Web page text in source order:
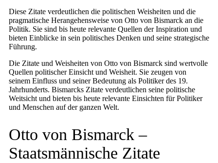
Diese Zitate verdeutlichen die politischen Weisheiten und die
pragmatische Herangehensweise von Otto von Bismarck an die
Politik. Sie sind bis heute relevante Quellen der Inspiration und
bieten Einblicke in sein politisches Denken und seine strategische
Führung.
Die Zitate und Weisheiten von Otto von Bismarck sind wertvolle
Quellen politischer Einsicht und Weisheit. Sie zeugen von
seinem Einfluss und seiner Bedeutung als Politiker des 19.
Jahrhunderts. Bismarcks Zitate verdeutlichen seine politische
Weitsicht und bieten bis heute relevante Einsichten für Politiker
und Menschen auf der ganzen Welt.
Otto von Bismarck –
Staatsmännische Zitate